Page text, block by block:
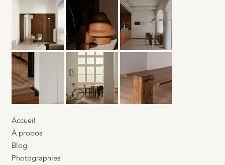
Lacoste x Lemarié – Quand le sport
rencontre l’artisanat
Accueil
À propos
Blog
Photographies